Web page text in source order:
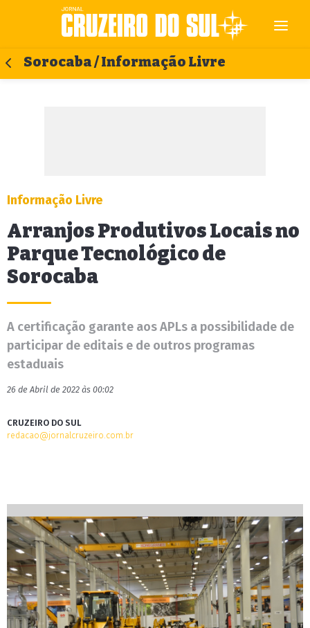
Sorocaba / Informação Livre
Informação Livre
Arranjos Produtivos Locais no
Parque Tecnológico de
Sorocaba
A certificação garante aos APLs a possibilidade de
participar de editais e de outros programas
estaduais
26 de Abril de 2022 às 00:02
CRUZEIRO DO SUL
redacao@jornalcruzeiro.com.br